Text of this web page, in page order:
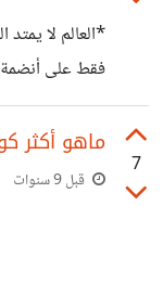
*العالم لا
فقط على
اللعبة :
7
ماهو أكثر
قبل 9 سنوات